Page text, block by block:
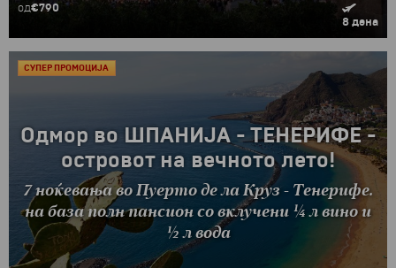
од€790
8 дена
Одмор во ШПАНИЈА - ТЕНЕРИФЕ -
островот на вечното лето!
7 ноќевања во Пуерто де ла Круз - Тенерифе.
на база полн пансион со вклучени ¼ л вино и
½ л вода
СУПЕР ПРОМОЦИJА